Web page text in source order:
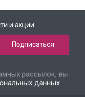
и акции:
рассылок, вы
данных.